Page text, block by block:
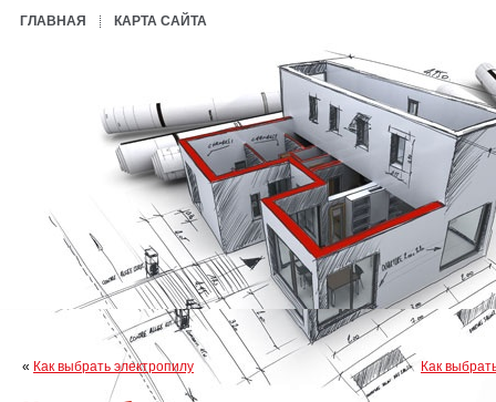
ГЛАВНАЯ КАРТА САЙТА
« Как выбрать электропилу Как